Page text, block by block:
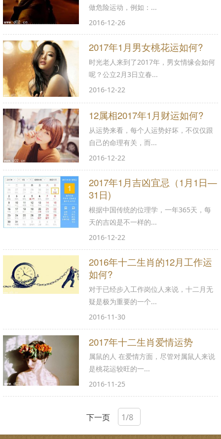
做危险运动，例如：...
2016-12-26
2017年1月男女桃花运如何?
时光老人来到了2017年，男女情缘会如何
呢？公立2月3日立春...
2016-12-22
12属相2017年1月财运如何?
从运势来看，每个人运势好坏，不仅仅跟
自己的命理有关，而...
2016-12-22
2017年1月吉凶宜忌（1月1日—
31日)
根据中国传统的位理学，一年365天，每
天的吉凶是不一样的...
2016-12-22
2016年十二生肖的12月工作运
如何?
对于已经步入工作岗位人来说，十二月无
疑是极为重要的一个...
2016-11-30
2017年十二生肖爱情运势
属鼠的人 在爱情方面，尽管对属鼠人来说
是桃花运较旺的一...
2016-11-25
下一页